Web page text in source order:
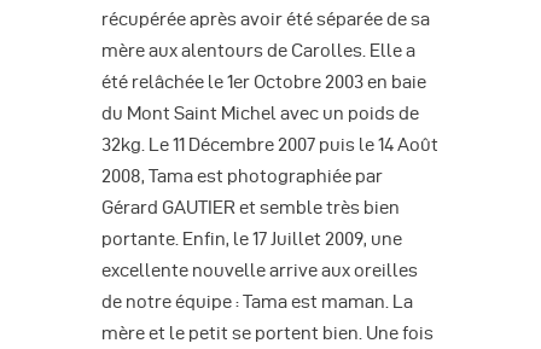
récupérée après avoir été séparée de sa
mère aux alentours de Carolles. Elle a
été relâchée le 1er Octobre 2003 en baie
du Mont Saint Michel avec un poids de
32kg. Le 11 Décembre 2007 puis le 14 Août
2008, Tama est photographiée par
Gérard GAUTIER et semble très bien
portante. Enfin, le 17 Juillet 2009, une
excellente nouvelle arrive aux oreilles
de notre équipe : Tama est maman. La
mère et le petit se portent bien. Une fois